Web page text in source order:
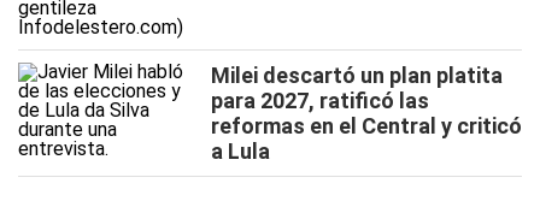
Milei descartó un plan platita
para 2027, ratificó las
reformas en el Central y criticó
a Lula